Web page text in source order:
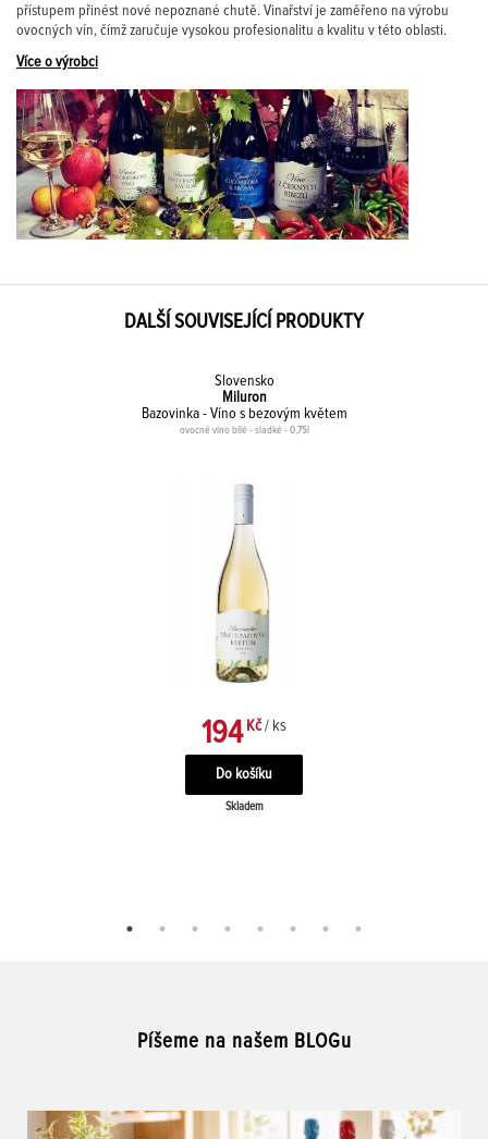
přístupem přinést nové nepoznané chutě. Vinařství je zaměřeno na výrobu
ovocných vín, čímž zaručuje vysokou profesionalitu a kvalitu v této oblasti.
Více o výrobci
DALŠÍ SOUVISEJÍCÍ PRODUKTY
Slovensko
Miluron
Bazovinka - Víno s bezovým květem
ovocné víno bílé - sladké - 0,75l
194 Kč / ks
Skladem
Píšeme na našem BLOGu